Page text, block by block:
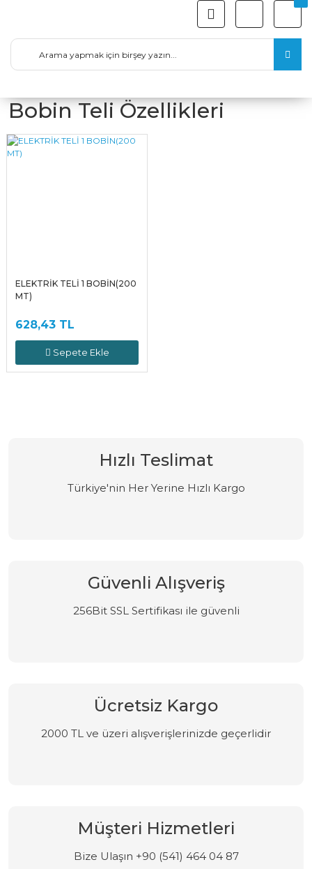
Bobin Teli Özellikleri
ELEKTRİK TELİ 1 BOBİN(200
MT)
628,43 TL
Sepete Ekle
Hızlı Teslimat
Türkiye'nin Her Yerine Hızlı Kargo
Güvenli Alışveriş
256Bit SSL Sertifikası ile güvenli
Ücretsiz Kargo
2000 TL ve üzeri alışverişlerinizde geçerlidir
Müşteri Hizmetleri
Bize Ulaşın +90 (541) 464 04 87